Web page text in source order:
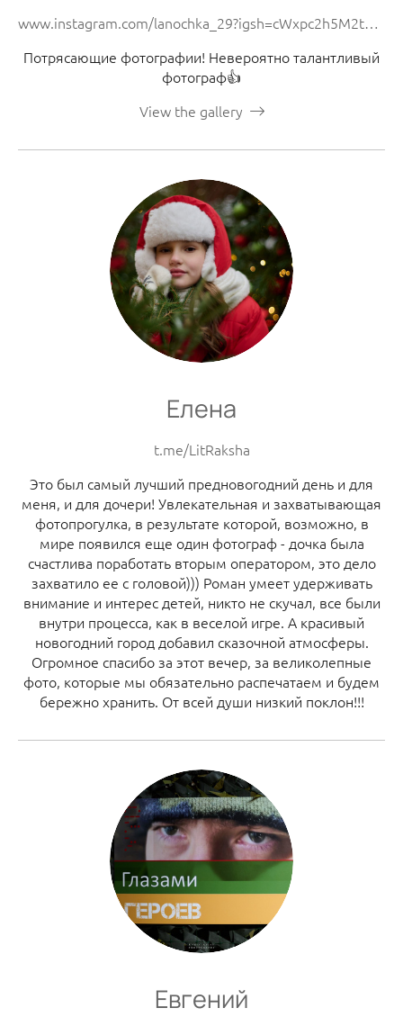
www.instagram.com/lanochka_29?igsh=cWxpc2h5M2tqZWFp&utm_source=qr
Потрясающие фотографии! Невероятно талантливый
фотограф👍
View the gallery
Елена
t.me/LitRaksha
Это был самый лучший предновогодний день и для
меня, и для дочери! Увлекательная и захватывающая
фотопрогулка, в результате которой, возможно, в
мире появился еще один фотограф - дочка была
счастлива поработать вторым оператором, это дело
захватило ее с головой))) Роман умеет удерживать
внимание и интерес детей, никто не скучал, все были
внутри процесса, как в веселой игре. А красивый
новогодний город добавил сказочной атмосферы.
Огромное спасибо за этот вечер, за великолепные
фото, которые мы обязательно распечатаем и будем
бережно хранить. От всей души низкий поклон!!!
Евгений